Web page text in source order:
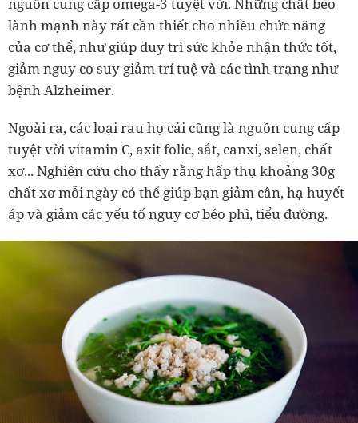
nguồn cung cấp omega-3 tuyệt vời. Những chất béo
lành mạnh này rất cần thiết cho nhiều chức năng
của cơ thể, như giúp duy trì sức khỏe nhận thức tốt,
giảm nguy cơ suy giảm trí tuệ và các tình trạng như
bệnh Alzheimer.
Ngoài ra, các loại rau họ cải cũng là nguồn cung cấp
tuyệt vời vitamin C, axit folic, sắt, canxi, selen, chất
xơ... Nghiên cứu cho thấy rằng hấp thụ khoảng 30g
chất xơ mỗi ngày có thể giúp bạn giảm cân, hạ huyết
áp và giảm các yếu tố nguy cơ béo phì, tiểu đường.